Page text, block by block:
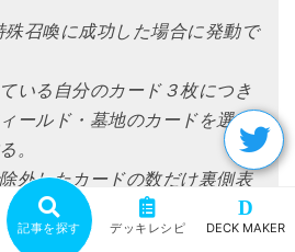
召喚に成功した場合に発動で
いる自分のカード３枚につき
ールド・墓地のカードを選ん
。
外したカードの数だけ裏側表
分のカードを選んでデッキに
記事を探す デッキレシピ
D
DECK MAKER